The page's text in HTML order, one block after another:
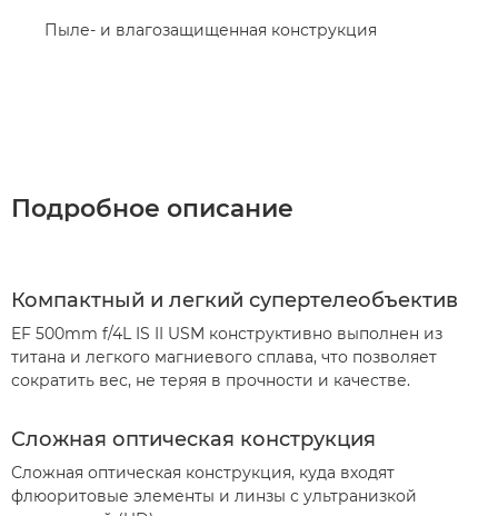
Пыле- и влагозащищенная конструкция
Подробное описание
Компактный и легкий супертелеобъектив
EF 500mm f/4L IS II USM конструктивно выполнен из
титана и легкого магниевого сплава, что позволяет
сократить вес, не теряя в прочности и качестве.
Сложная оптическая конструкция
Сложная оптическая конструкция, куда входят
флюоритовые элементы и линзы с ультранизкой